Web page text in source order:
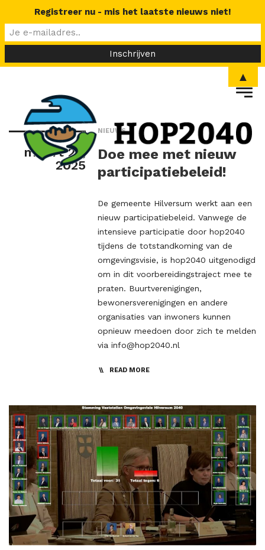
maart 23,
2025
NIEUWS
Doe mee met nieuw
participatiebeleid!
De gemeente Hilversum werkt aan een
nieuw participatiebeleid. Vanwege de
intensieve participatie door hop2040
tijdens de totstandkoming van de
omgevingsvisie, is hop2040 uitgenodigd
om in dit voorbereidingstraject mee te
praten. Buurtverenigingen,
bewonersverenigingen en andere
organisaties van inwoners kunnen
opnieuw meedoen door zich te melden
via info@hop2040.nl
READ MORE
Registreer nu - mis het laatste nieuws niet!
▲